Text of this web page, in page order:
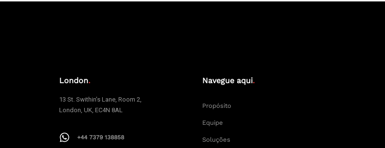
London.
13 St. Swithin’s Lane, Room 2,
London, UK, EC4N 8AL
+44 7379 138858
Navegue aqui.
Propósito
Equipe
Soluções